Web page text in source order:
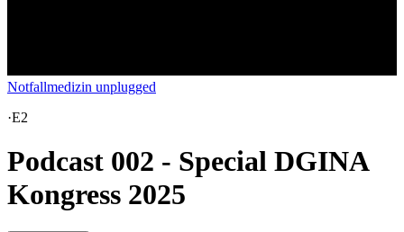
Notfallmedizin unplugged
·E2
Podcast 002 - Special DGINA
Kongress 2025